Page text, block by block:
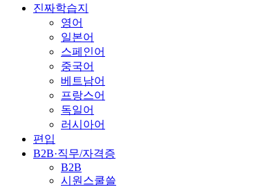
진짜학습지
영어
일본어
스페인어
중국어
베트남어
프랑스어
독일어
러시아어
편입
B2B·직무/자격증
B2B
시원스쿨쓸